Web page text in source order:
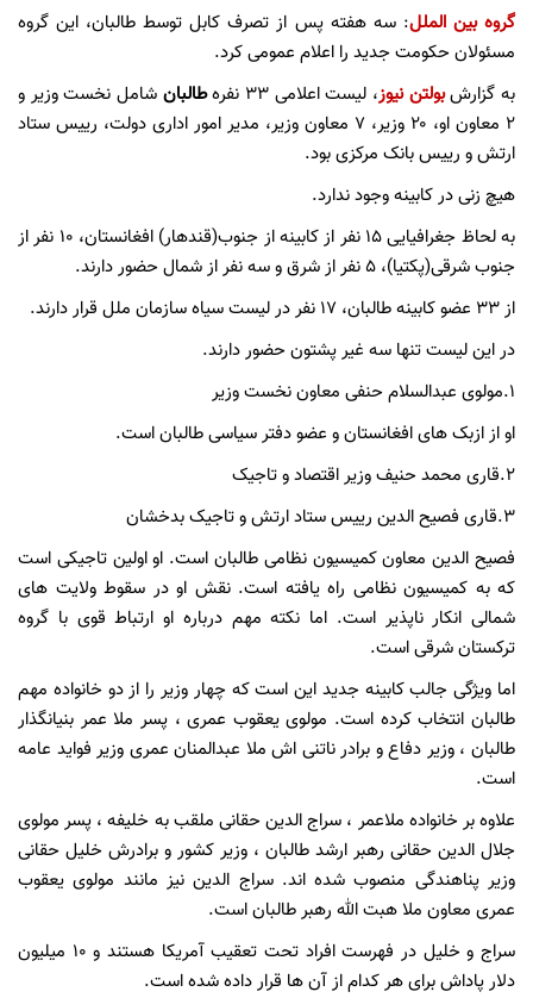
گروه بین الملل: سه هفته پس از تصرف کابل توسط طالبان، این گروه
مسئولان حکومت جدید را اعلام عمومی کرد.
به گزارشبولتن نیوز، لیست اعلامی ۳۳ نفره طالبان شامل نخست وزیر و
۲ معاون او، ۲۰ وزیر، ۷ معاون وزیر، مدیر امور اداری دولت، رییس ستاد
ارتش و رییس بانک مرکزی بود.
هیچ زنی در کابینه وجود ندارد.
به لحاظ جغرافیایی ۱۵ نفر از کابینه از جنوب(قندهار) افغانستان، ۱۰ نفر از
جنوب شرقی(پکتیا)، ۵ نفر از شرق و سه نفر از شمال حضور دارند.
از ۳۳ عضو کابینه طالبان، ۱۷ نفر در لیست سیاه سازمان ملل قرار دارند.
در این لیست تنها سه غیر پشتون حضور دارند.
۱.مولوی عبدالسلام حنفی معاون نخست وزیر
او از ازبک های افغانستان و عضو دفتر سیاسی طالبان است.
۲.قاری محمد حنیف وزیر اقتصاد و تاجیک
۳.قاری فصیح الدین رییس ستاد ارتش و تاجیک بدخشان
فصیح الدین معاون کمیسیون نظامی طالبان است. او اولین تاجیکی است
که به کمیسیون نظامی راه یافته است. نقش او در سقوط ولایت های
شمالی انکار ناپذیر است. اما نکته مهم درباره او ارتباط قوی با گروه
ترکستان شرقی است.
اما ویژگی جالب کابینه جدید این است که چهار وزیر را از دو خانواده مهم
طالبان انتخاب کرده است. مولوی یعقوب عمری ، پسر ملا عمر بنیانگذار
طالبان ، وزیر دفاع و برادر ناتنی اش ملا عبدالمنان عمری وزیر فواید عامه
است.
علاوه بر خانواده ملاعمر ، سراج الدین حقانی ملقب به خلیفه ، پسر مولوی
جلال الدین حقانی رهبر ارشد طالبان ، وزیر کشور و برادرش خلیل حقانی
وزیر پناهندگی منصوب شده اند. سراج الدین نیز مانند مولوی یعقوب
عمری معاون ملا هبت الله رهبر طالبان است.
سراج و خلیل در فهرست افراد تحت تعقیب آمریکا هستند و ۱۰ میلیون
دلار پاداش برای هر کدام از آن ها قرار داده شده است.